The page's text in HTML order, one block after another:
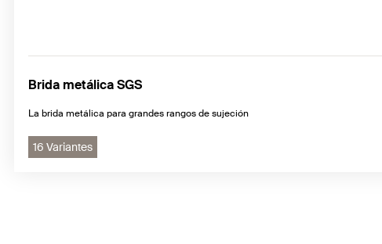
Brida metálica SGS
La brida metálica para grandes rangos de sujeción
16 Variantes